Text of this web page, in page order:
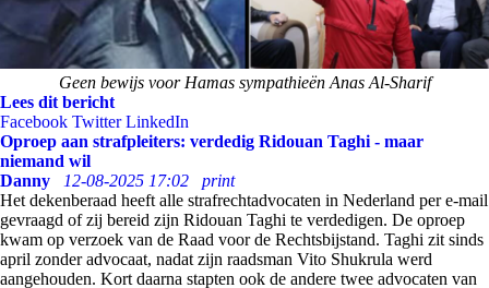
Geen bewijs voor Hamas sympathieën Anas Al-Sharif
Lees dit bericht
Facebook Twitter LinkedIn
Oproep aan strafpleiters: verdedig Ridouan Taghi - maar
niemand wil
Danny
12-08-2025 17:02
print
Het dekenberaad heeft alle strafrechtadvocaten in Nederland per e-mail
gevraagd of zij bereid zijn Ridouan Taghi te verdedigen. De oproep
kwam op verzoek van de Raad voor de Rechtsbijstand. Taghi zit sinds
april zonder advocaat, nadat zijn raadsman Vito Shukrula werd
aangehouden. Kort daarna stapten ook de andere twee advocaten van